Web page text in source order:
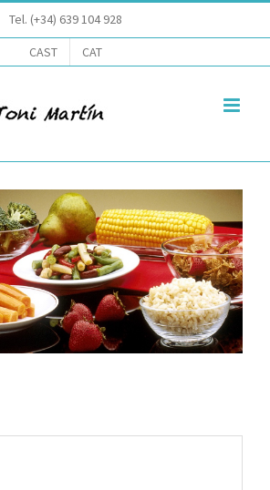
Tel. (+34) 639 104 928
CAST
CAT